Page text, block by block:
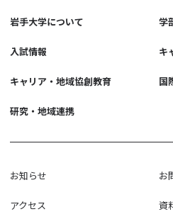
岩手大学について 学
入試情報 キ
キャリア・地域協創教育 国
研究・地域連携
お知らせ お
アクセス 資